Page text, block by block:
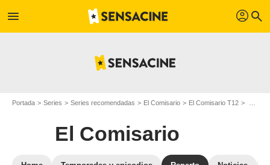
menu profil search
Portada Series Series recomendadas El Comisario El Comisario T12
El Comisario